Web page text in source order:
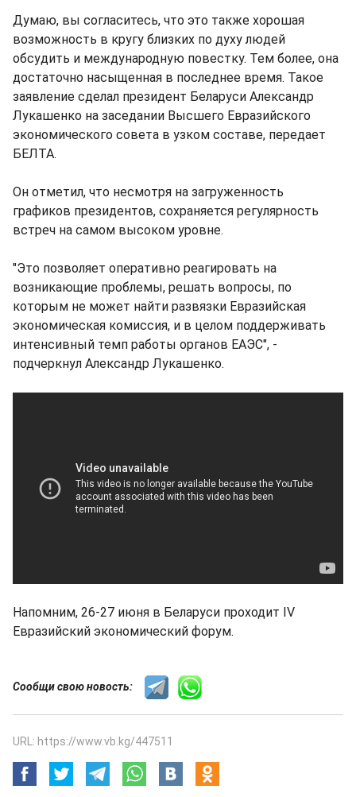
Думаю, вы согласитесь, что это также хорошая
возможность в кругу близких по духу людей
обсудить и международную повестку. Тем более, она
достаточно насыщенная в последнее время. Такое
заявление сделал президент Беларуси Александр
Лукашенко на заседании Высшего Евразийского
экономического совета в узком составе, передает
БЕЛТА.
Он отметил, что несмотря на загруженность
графиков президентов, сохраняется регулярность
встреч на самом высоком уровне.
"Это позволяет оперативно реагировать на
возникающие проблемы, решать вопросы, по
которым не может найти развязки Евразийская
экономическая комиссия, и в целом поддерживать
интенсивный темп работы органов ЕАЭС", -
подчеркнул Александр Лукашенко.
Напомним, 26-27 июня в Беларуси проходит IV
Евразийский экономический форум.
Сообщи свою новость:
URL: https://www.vb.kg/447511